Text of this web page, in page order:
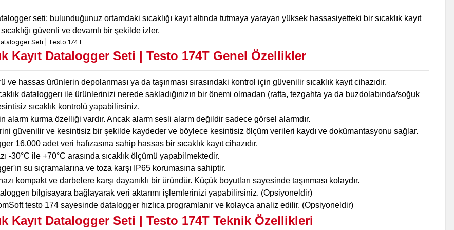
seti; bulunduğunuz ortamdaki sıcaklığı kayıt altında tutmaya yarayan yüksek hassasiyetteki bir sıcaklık kayıt
güvenli ve devamlı bir şekilde izler.
Kayıt Datalogger Seti | Testo 174T Genel Özellikler
ve hassas ürünlerin depolanması ya da taşınması sırasındaki kontrol için güvenilir sıcaklık kayıt cihazıdır.
dataloggerı ile ürünlerinizi nerede sakladığınızın bir önemi olmadan (rafta, tezgahta ya da buzdolabında/soğuk
sıcaklık kontrolü yapabilirsiniz.
alarm kurma özelliği vardır. Ancak alarm sesli alarm değildir sadece görsel alarmdır.
güvenilir ve kesintisiz bir şekilde kaydeder ve böylece kesintisiz ölçüm verileri kaydı ve dokümantasyonu sağlar.
16.000 adet veri hafızasına sahip hassas bir sıcaklık kayıt cihazıdır.
-30°C ile +70°C arasında sıcaklık ölçümü yapabilmektedir.
su sıçramalarına ve toza karşı IP65 korumasına sahiptir.
kompakt ve darbelere karşı dayanıklı bir üründür. Küçük boyutları sayesinde taşınması kolaydır.
bilgisayara bağlayarak veri aktarımı işlemlerinizi yapabilirsiniz. (Opsiyoneldir)
testo 174 sayesinde datalogger hızlıca programlanır ve kolayca analiz edilir. (Opsiyoneldir)
Kayıt Datalogger Seti | Testo 174T Teknik Özellikleri